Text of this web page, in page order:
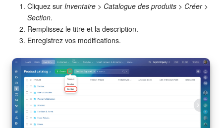
Base de connaissances
Sites
Boutique en ligne
Gestion des stocks
Messagerie web
Cliquez sur Inventaire > Catalogue des produits > Créer >
Section.
Remplissez le titre et la description.
Enregistrez vos modifications.